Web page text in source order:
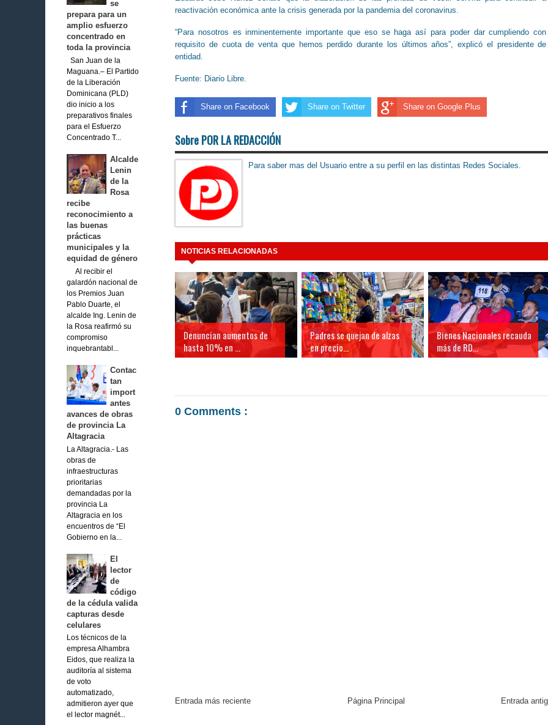
se
prepara para un
amplio esfuerzo
concentrado en
toda la provincia
San Juan de la
Maguana.– El Partido
de la Liberación
Dominicana (PLD)
dio inicio a los
preparativos finales
para el Esfuerzo
Concentrado T...
Alcalde
Lenin
de la
Rosa
recibe
reconocimiento a
las buenas
prácticas
municipales y la
equidad de género
Al recibir el
galardón nacional de
los Premios Juan
Pablo Duarte, el
alcalde Ing. Lenin de
la Rosa reafirmó su
compromiso
inquebrantabl...
Contac
tan
import
antes
avances de obras
de provincia La
Altagracia
La Altagracia.- Las
obras de
infraestructuras
prioritarias
demandadas por la
provincia La
Altagracia en los
encuentros de “El
Gobierno en la...
El
lector
de
código
de la cédula valida
capturas desde
celulares
Los técnicos de la
empresa Alhambra
Eidos, que realiza la
auditoría al sistema
de voto
automatizado,
admitieron ayer que
el lector magnét...
reactivación económica ante la crisis generada por la pandemia del coronavirus.
“Para nosotros es inminentemente importante que eso se haga así para poder dar cumpliendo
requisito de cuota de venta que hemos perdido durante los últimos años”, explicó el presidente
entidad.
Fuente: Diario Libre.
Share on Facebook Share on Twitter Share on Google Plus
Sobre POR LA REDACCIÓN
Para saber mas del Usuario entre a su perfil en las distintas Redes Sociales.
NOTICIAS RELACIONADAS
Denuncian aumentos de
hasta 10% en ...
Padres se quejan de alzas
en precio...
Bienes Nacionales recauda
más de RD...
0 Comments :
Entrada más reciente Entrada
Página Principal